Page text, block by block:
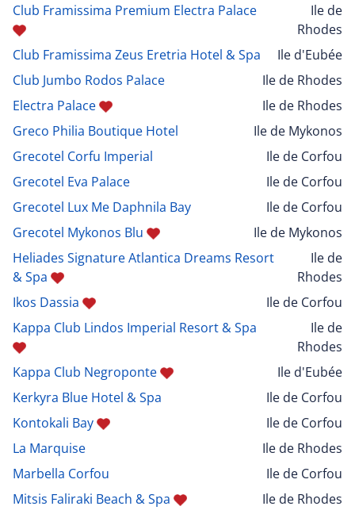
Club Framissima Premium Electra Palace
Ile de
Rhodes
Club Framissima Zeus Eretria Hotel & Spa
Ile d'Eubée
Club Jumbo Rodos Palace
Ile de Rhodes
Electra Palace
Ile de Rhodes
Greco Philia Boutique Hotel
Ile de Mykonos
Grecotel Corfu Imperial
Ile de Corfou
Grecotel Eva Palace
Ile de Corfou
Grecotel Lux Me Daphnila Bay
Ile de Corfou
Grecotel Mykonos Blu
Ile de Mykonos
Heliades Signature Atlantica Dreams Resort
& Spa
Ile de
Rhodes
Ikos Dassia
Ile de Corfou
Kappa Club Lindos Imperial Resort & Spa
Ile de
Rhodes
Kappa Club Negroponte
Ile d'Eubée
Kerkyra Blue Hotel & Spa
Ile de Corfou
Kontokali Bay
Ile de Corfou
La Marquise
Ile de Rhodes
Marbella Corfou
Ile de Corfou
Mitsis Faliraki Beach & Spa
Ile de Rhodes